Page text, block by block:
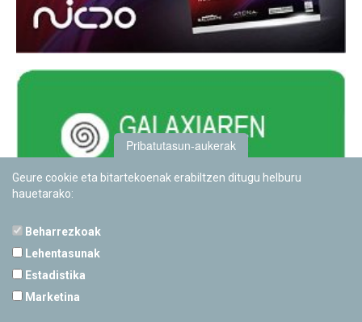
Pribatutasun-aukerak
Geure cookie eta bitartekoenak erabiltzen ditugu helburu
hauetarako:
Beharrezkoak
Lehentasunak
Estadistika
Marketina